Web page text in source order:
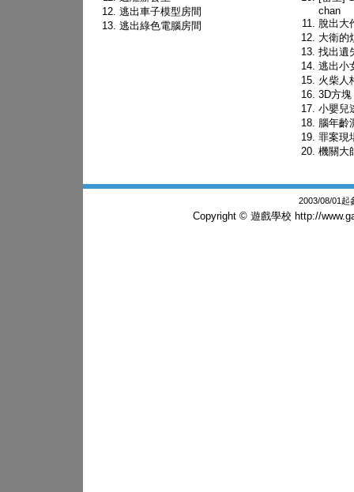
逃出車子模型房間
逃出綠色電腦房間
chan
脫出大
大衛的
找出遺
逃出小
火柴人
3D方塊
小嬰兒
腦年齡
罪案現
機關大
2003/08/01起
Copyright © 遊戲學校 http://